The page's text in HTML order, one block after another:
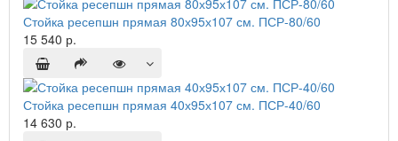
Стойка ресепшн прямая 80х95х107 см. ПСР-80/60
15 540 р.
Стойка ресепшн прямая 40х95х107 см. ПСР-40/60
14 630 р.